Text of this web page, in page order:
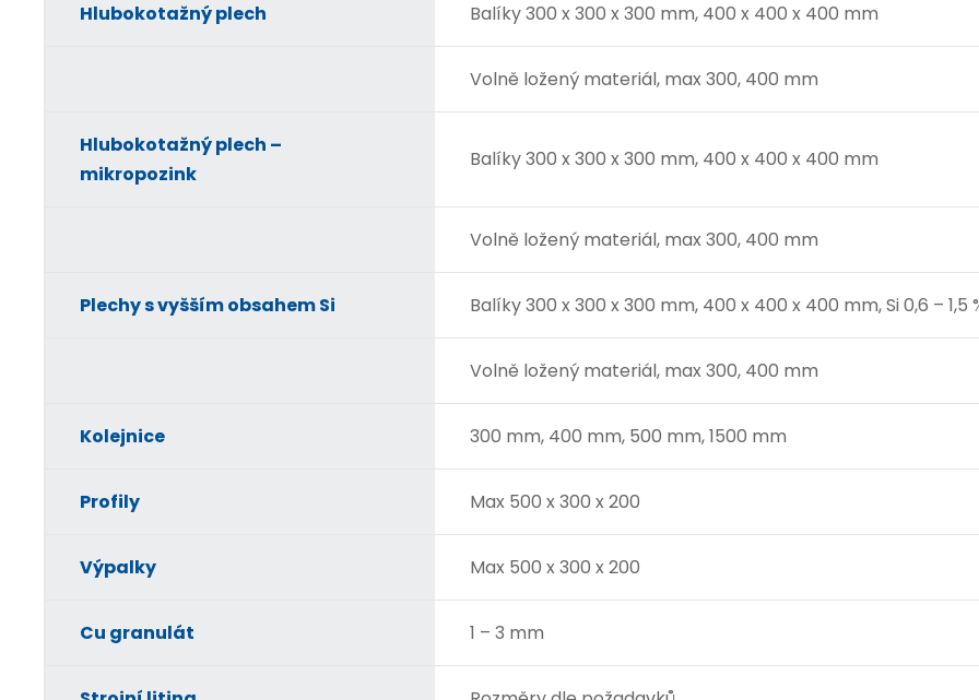
Hlubokotažný plech Balíky 300 x 300 x 300 mm, 400 x 400 x 400 mm
Volně ložený materiál, max 300, 400 mm
Hlubokotažný plech –
mikropozink
Balíky 300 x 300 x 300 mm, 400 x 400 x 400 mm
Volně ložený materiál, max 300, 400 mm
Plechy s vyšším obsahem Si Balíky 300 x 300 x 300 mm, 400 x 400 x 400 mm, Si 0,6 – 1,5
Volně ložený materiál, max 300, 400 mm
Kolejnice 300 mm, 400 mm, 500 mm, 1500 mm
Profily Max 500 x 300 x 200
Výpalky Max 500 x 300 x 200
Cu granulát 1 – 3 mm